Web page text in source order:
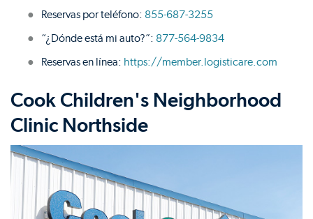
Reservas por teléfono: 855-687-3255
“¿Dónde está mi auto?”: 877-564-9834
Reservas en línea: https://member.logisticare.com
Cook Children's Neighborhood
Clinic Northside